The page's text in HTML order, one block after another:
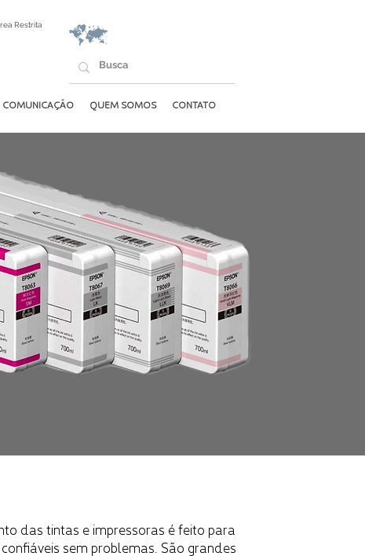
Restrita
COMUNICAÇÃO QUEM SOMOS CONTATO
das tintas e impressoras é feito para
​​sem problemas. São grandes